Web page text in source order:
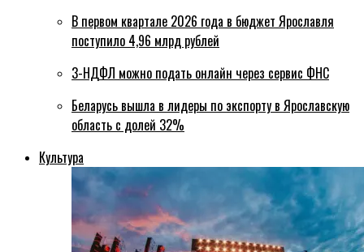
В первом квартале 2026 года в бюджет Ярославля
поступило 4,96 млрд рублей
3-НДФЛ можно подать онлайн через сервис ФНС
Беларусь вышла в лидеры по экспорту в Ярославскую
область с долей 32%
Культура